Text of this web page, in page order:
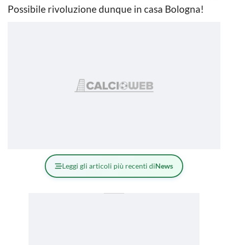
Possibile rivoluzione dunque in casa Bologna!
Leggi gli articoli più recenti diNews